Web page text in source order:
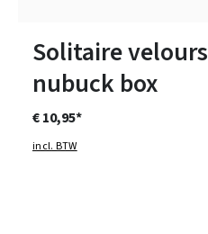
Solitaire velours
nubuck box
€ 10,95*
incl. BTW